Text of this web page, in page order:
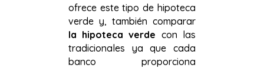
ofrece este tipo de hipoteca
verde y, también comparar
la hipoteca verde con las
tradicionales ya que cada
banco proporciona